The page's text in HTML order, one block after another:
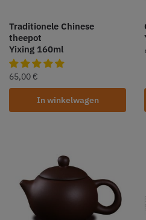
Traditionele Chinese
theepot
Yixing 160ml
65,00 €
In winkelwagen